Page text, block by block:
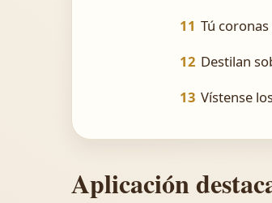
11 Tú
12 Destilan
13 Vístense
Aplicación